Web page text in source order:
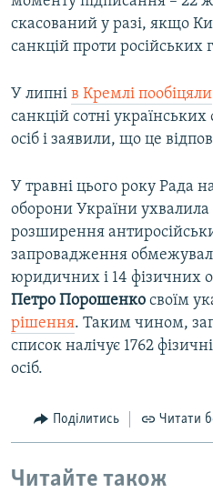
скасований у разі, якщо
санкцій проти російських
У липні в Кремлі пообіцяли
санкцій сотні
осіб і заявили, що це
У травні цього року Рада
оборони України
розширення
запровадження
юридичних і 14 фізичних
Петро Порошенко своїм
рішення. Таким чином,
список налічує 1762
осіб.
Поділитись Читати
Читайте також